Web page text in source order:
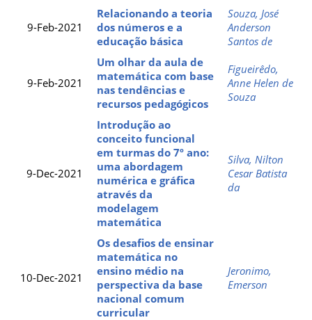
9-Feb-2021
Relacionando a teoria
dos números e a
educação básica
Souza, José
Anderson
Santos de
9-Feb-2021
Um olhar da aula de
matemática com base
nas tendências e
recursos pedagógicos
Figueirêdo,
Anne Helen de
Souza
9-Dec-2021
Introdução ao
conceito funcional
em turmas do 7º ano:
uma abordagem
numérica e gráfica
através da
modelagem
matemática
Silva, Nilton
Cesar Batista
da
10-Dec-2021
Os desafios de ensinar
matemática no
ensino médio na
perspectiva da base
nacional comum
curricular
Jeronimo,
Emerson